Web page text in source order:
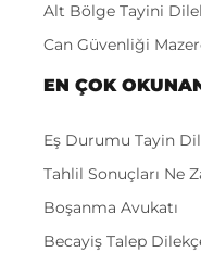
Alt Bölge Tayini
Can Güvenliği
EN ÇOK
Eş Durumu Tayin
Tahlil Sonuçları Ne
Boşanma Avukatı
Becayiş Talep